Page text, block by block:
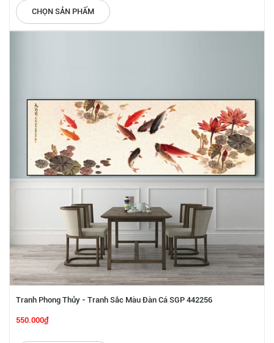
CHỌN SẢN PHẨM
Tranh Phong Thủy - Tranh Sắc Màu Đàn Cá SGP 442256
550.000₫